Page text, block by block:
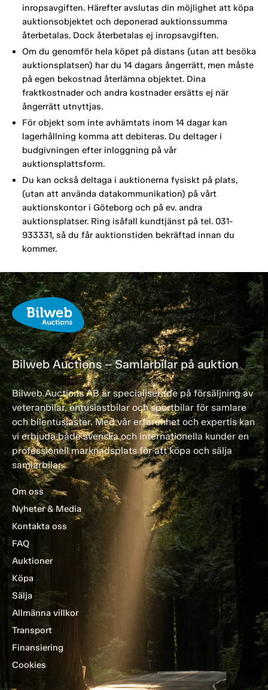
inropsavgiften. Härefter avslutas din möjlighet att köpa
auktionsobjektet och deponerad auktionssumma
återbetalas. Dock återbetalas ej inropsavgiften.
Om du genomför hela köpet på distans (utan att besöka
auktionsplatsen) har du 14 dagars ångerrätt, men måste
på egen bekostnad återlämna objektet. Dina
fraktkostnader och andra kostnader ersätts ej när
ångerrätt utnyttjas.
För objekt som inte avhämtats inom 14 dagar kan
lagerhållning komma att debiteras. Du deltager i
budgivningen efter inloggning på vår
auktionsplattsform.
Du kan också deltaga i auktionerna fysiskt på plats,
(utan att använda datakommunikation) på vårt
auktionskontor i Göteborg och på ev. andra
auktionsplatser. Ring isåfall kundtjänst på tel. 031-
933331, så du får auktionstiden bekräftad innan du
kommer.
Bilweb Auctions – Samlarbilar på auktion
Bilweb Auctions AB är specialiserade på försäljning av
veteranbilar, entusiastbilar och sportbilar för samlare
och bilentusiaster. Med vår erfarenhet och expertis kan
vi erbjuda både svenska och internationella kunder en
professionell marknadsplats för att köpa och sälja
samlarbilar.
Om oss
Nyheter & Media
Kontakta oss
FAQ
Auktioner
Köpa
Sälja
Allmänna villkor
Transport
Finansiering
Cookies